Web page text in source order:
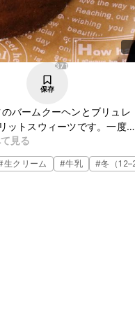
371
保存
バームクーヘンとブリュレ
ットスウィーツです。一度
にはたまらないひと品で
見る
生クリーム #牛乳 #冬（